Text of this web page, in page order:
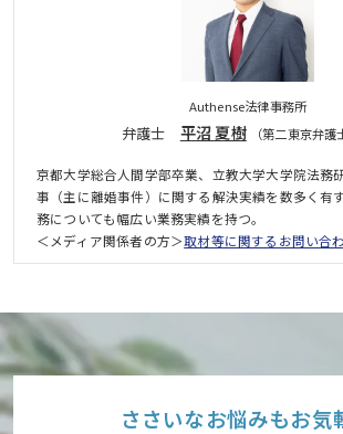
Authense法律事務所
弁護士 平沼 夏樹 （第二東京弁護
京都大学総合人間学部卒業、立教大学大学院法務
事（主に離婚事件）に関する解決実績を数多く有
務についても幅広い業務実績を持つ。
＜メディア関係者の方＞取材等に関するお問い合
ささいなお悩みもお気